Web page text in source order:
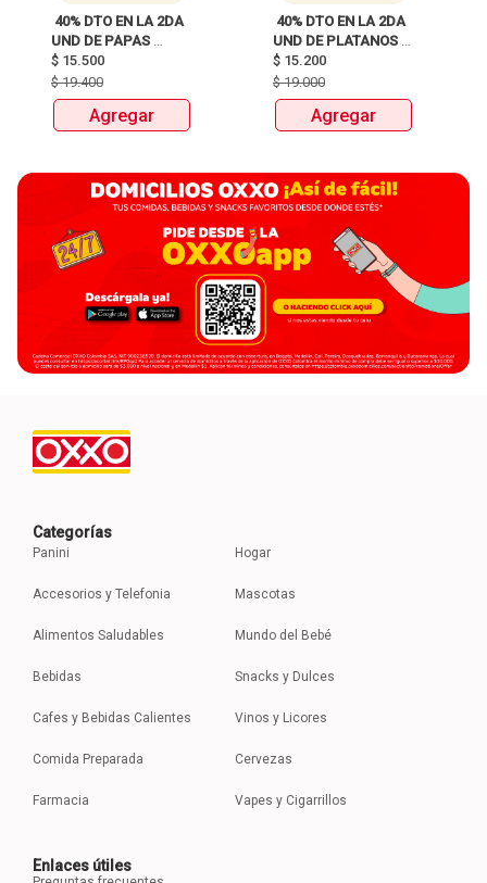
40% DTO EN LA 2DA
UND DE PAPAS
MARGARITA RECETA
CLASICA X 120G Y
115G
$ 15.500
$19.400
Agregar
40% DTO EN LA 2DA
UND DE PLATANOS
MARCA NATUCHIPS
$ 15.200
$19.000
Agregar
Categorías
Panini
Accesorios y Telefonia
Alimentos Saludables
Bebidas
Cafes y Bebidas Calientes
Comida Preparada
Farmacia
Hogar
Mascotas
Mundo del Bebé
Snacks y Dulces
Vinos y Licores
Cervezas
Vapes y Cigarrillos
Enlaces útiles